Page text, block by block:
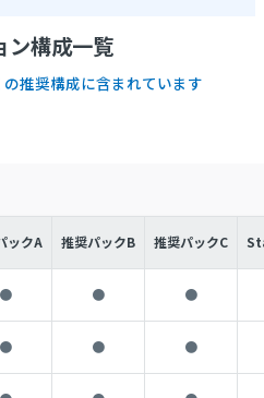
ン構成一覧
推奨構成に含まれています
ックA 推奨パックB 推奨パックC
● ● ●
● ● ●